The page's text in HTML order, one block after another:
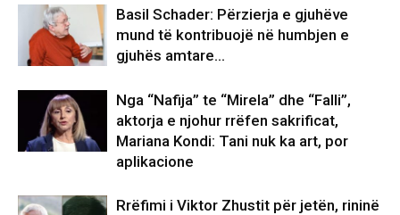
Basil Schader: Përzierja e gjuhëve
mund të kontribuojë në humbjen e
gjuhës amtare…
Nga “Nafija” te “Mirela” dhe “Falli”,
aktorja e njohur rrëfen sakrificat,
Mariana Kondi: Tani nuk ka art, por
aplikacione
Rrëfimi i Viktor Zhustit për jetën, rininë